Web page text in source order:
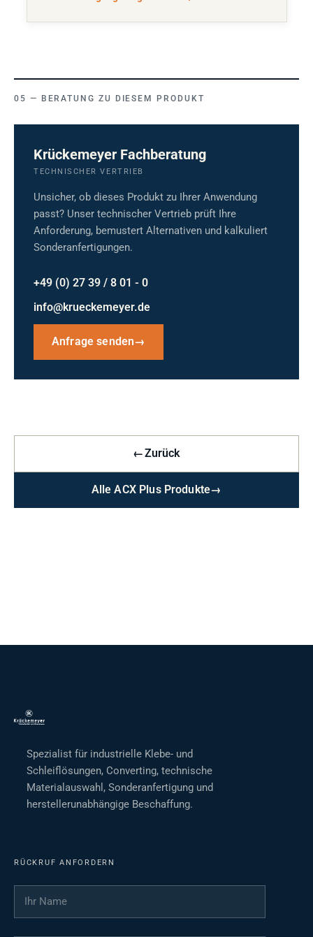
BERATUNG ZU DIESEM PRODUKT
Krückemeyer Fachberatung
TECHNISCHER VERTRIEB
Unsicher, ob dieses Produkt zu Ihrer Anwendung
passt? Unser technischer Vertrieb prüft Ihre
Anforderung, bemustert Alternativen und kalkuliert
Sonderanfertigungen.
+49 (0) 27 39 / 8 01 - 0
info@krueckemeyer.de
Anfrage senden→
←Zurück
Alle ACX Plus Produkte→
Spezialist für industrielle Klebe- und
Schleiflösungen, Converting, technische
Materialauswahl, Sonderanfertigung und
herstellerunabhängige Beschaffung.
RÜCKRUF ANFORDERN
Ihr Name